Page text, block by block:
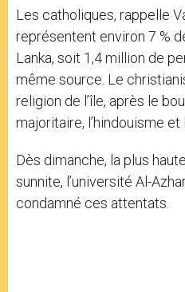
Les catholiques, rappelle
représentent environ 7 %
Lanka, soit 1,4 million de
même source. Le
religion de l’île, après le
majoritaire, l’hindouisme et
Dès dimanche, la plus
sunnite, l’université Al-
condamné ces attentats.